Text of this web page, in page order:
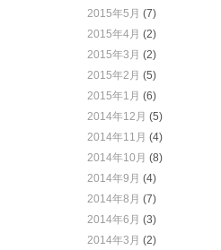
2015年5月 (7)
2015年4月 (2)
2015年3月 (2)
2015年2月 (5)
2015年1月 (6)
2014年12月 (5)
2014年11月 (4)
2014年10月 (8)
2014年9月 (4)
2014年8月 (7)
2014年6月 (3)
2014年3月 (2)